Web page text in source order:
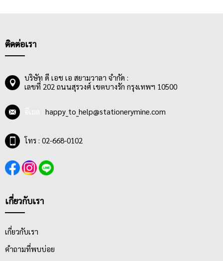
เพื่อเป็นตัวช่วยในการจัดเก็บเอกสารในรูปแบบรูปเล่มเพื่อให้พร้อม
ใช้นำเสนองานหรือส่งรายงานให้ครูอาจารย์ แฟ้มสันรูดจึงเป็นที่นิยม
มาจัดทำเป็นรายงานรูปเล่มหรือโชว์เอกสารผลงานเพื่อนำเสนอครู
อาจารย์ประจำวิชา
ติดต่อเรา
บริษัท ดี เอช เอ สยามวาลา จำกัด :
เลขที่ 202 ถนนสุรวงศ์ เขตบางรัก กรุงเทพฯ 10500
happy_to_help@stationerymine.com
โทร : 02-668-0102
เกี่ยวกับเรา
เกี่ยวกับเรา
คำถามที่พบบ่อย